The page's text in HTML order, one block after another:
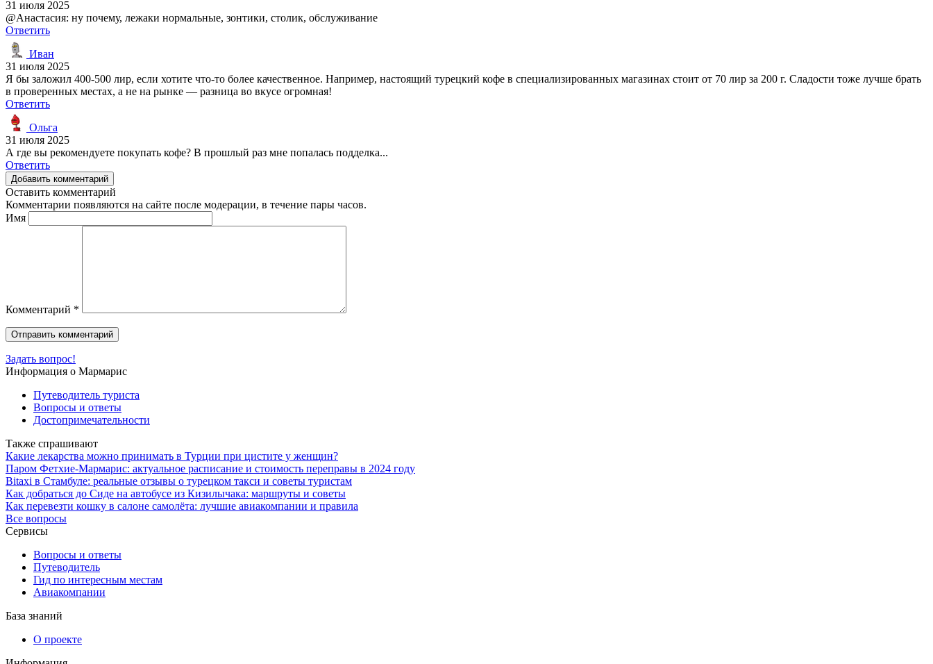
31 июля 2025
@Анастасия: ну почему, лежаки нормальные, зонтики, столик, обслуживание
Ответить
Иван
31 июля 2025
Я бы заложил 400-500 лир, если хотите что-то более качественное. Например, настоящий турецкий кофе в специализированных магазинах стоит от 70 лир за 200 г. Сладости тоже лучше брать
в проверенных местах, а не на рынке — разница во вкусе огромная!
Ответить
Ольга
31 июля 2025
А где вы рекомендуете покупать кофе? В прошлый раз мне попалась подделка...
Ответить
Добавить комментарий
Оставить комментарий
Комментарии появляются на сайте после модерации, в течение пары часов.
Имя
Комментарий *
Задать вопрос!
Информация о Мармарис
Путеводитель туриста
Вопросы и ответы
Достопримечательности
Также спрашивают
Какие лекарства можно принимать в Турции при цистите у женщин?
Паром Фетхие-Мармарис: актуальное расписание и стоимость переправы в 2024 году
Bitaxi в Стамбуле: реальные отзывы о турецком такси и советы туристам
Как добраться до Сиде на автобусе из Кизилычака: маршруты и советы
Как перевезти кошку в салоне самолёта: лучшие авиакомпании и правила
Все вопросы
Сервисы
Вопросы и ответы
Путеводитель
Гид по интересным местам
Авиакомпании
База знаний
О проекте